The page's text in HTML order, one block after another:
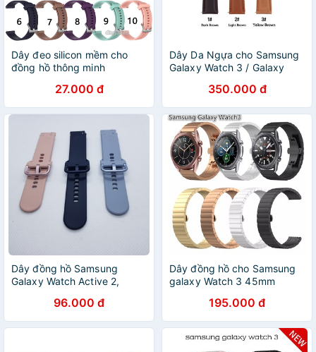
Dây đeo silicon mềm cho
đồng hồ thông minh
27.000 đ
Dây Da Ngựa cho Samsung
Galaxy Watch 3 / Galaxy
Pro / Huawei Watch GT2.
350.000 đ
Dây đồng hồ Samsung
Galaxy Watch Active 2,
96.000 đ
Dây đồng hồ cho Samsung
galaxy Watch 3 45mm
195.000 đ